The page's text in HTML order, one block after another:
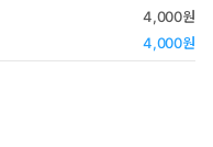
4,000원
4,000원